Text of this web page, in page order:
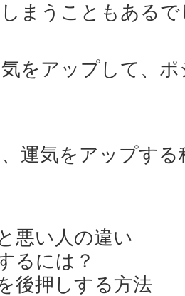
まうこともある
をアップして、
運気をアップす
悪い人の違い
るには？
後押しする方法